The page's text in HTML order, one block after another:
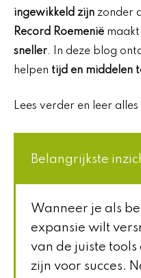
ingewikkeld zijn zonder
Record Roemenië
sneller. In deze blog
helpen tijd en middelen
Lees verder en leer
Belangrijkste
Wanneer je als
expansie wilt
van de juiste tools
zijn voor succes.